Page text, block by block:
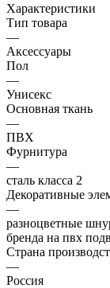
Характеристики
Тип товара
—
Аксессуары
Пол
—
Унисекс
Основная ткань
—
ПВХ
Фурнитура
—
сталь класса 2
Декоративные
—
разноцветные
бренда на пвх
Страна
—
Россия